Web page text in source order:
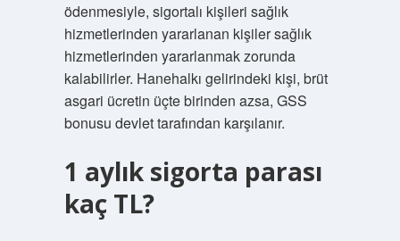
ödenmesiyle, sigortalı kişileri sağlık
hizmetlerinden yararlanan kişiler sağlık
hizmetlerinden yararlanmak zorunda
kalabilirler. Hanehalkı gelirindeki kişi, brüt
asgari ücretin üçte birinden azsa, GSS
bonusu devlet tarafından karşılanır.
1 aylık sigorta parası
kaç TL?